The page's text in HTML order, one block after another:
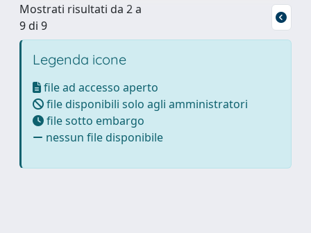
Mostrati risultati da 2 a
9 di 9
Legenda icone
file ad accesso aperto
file disponibili solo agli amministratori
file sotto embargo
nessun file disponibile